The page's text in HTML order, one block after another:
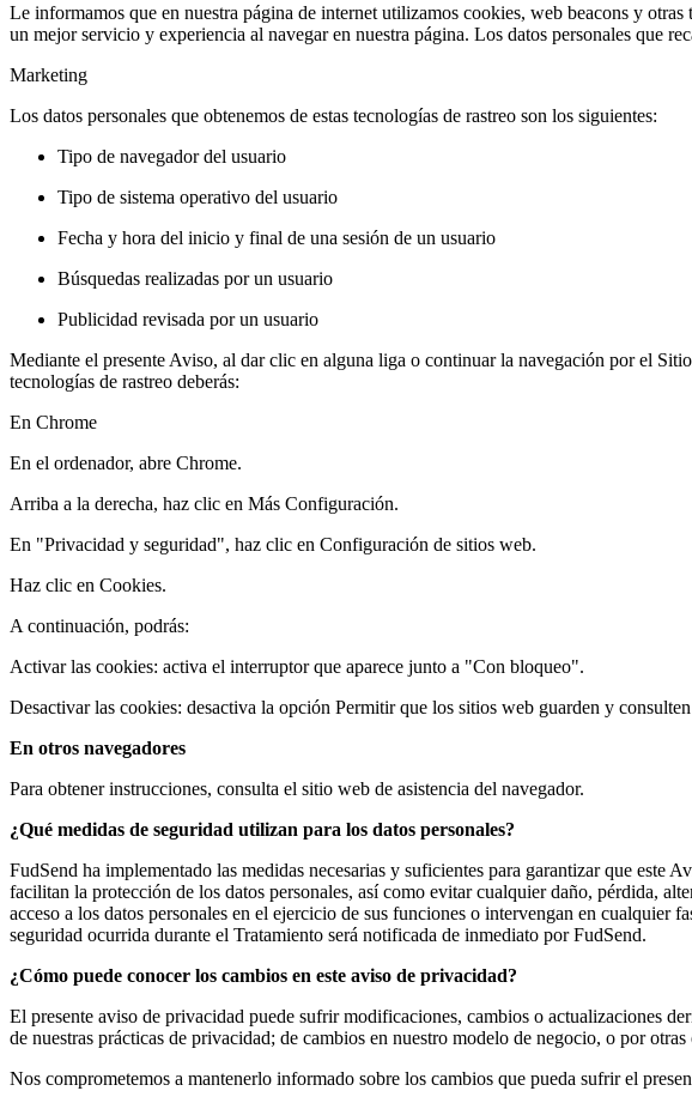
Le informamos que en nuestra página de internet utilizamos cookies, web beacons y
un mejor servicio y experiencia al navegar en nuestra página. Los datos personales que
Marketing
Los datos personales que obtenemos de estas tecnologías de rastreo son los siguientes:
Tipo de navegador del usuario
Tipo de sistema operativo del usuario
Fecha y hora del inicio y final de una sesión de un usuario
Búsquedas realizadas por un usuario
Publicidad revisada por un usuario
Mediante el presente Aviso, al dar clic en alguna liga o continuar la navegación por el
tecnologías de rastreo deberás:
En Chrome
En el ordenador, abre Chrome.
Arriba a la derecha, haz clic en Más Configuración.
En "Privacidad y seguridad", haz clic en Configuración de sitios web.
Haz clic en Cookies.
A continuación, podrás:
Activar las cookies: activa el interruptor que aparece junto a "Con bloqueo".
Desactivar las cookies: desactiva la opción Permitir que los sitios web guarden y
En otros navegadores
Para obtener instrucciones, consulta el sitio web de asistencia del navegador.
¿Qué medidas de seguridad utilizan para los datos personales?
FudSend ha implementado las medidas necesarias y suficientes para garantizar que este
facilitan la protección de los datos personales, así como evitar cualquier daño, pérdida,
acceso a los datos personales en el ejercicio de sus funciones o intervengan en
seguridad ocurrida durante el Tratamiento será notificada de inmediato por FudSend.
¿Cómo puede conocer los cambios en este aviso de privacidad?
El presente aviso de privacidad puede sufrir modificaciones, cambios o actualizaciones
de nuestras prácticas de privacidad; de cambios en nuestro modelo de negocio, o por otras
Nos comprometemos a mantenerlo informado sobre los cambios que pueda sufrir el